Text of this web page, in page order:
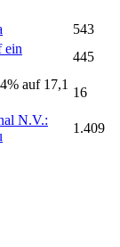
543
ein
445
auf 17,1
16
N.V.:
1.409